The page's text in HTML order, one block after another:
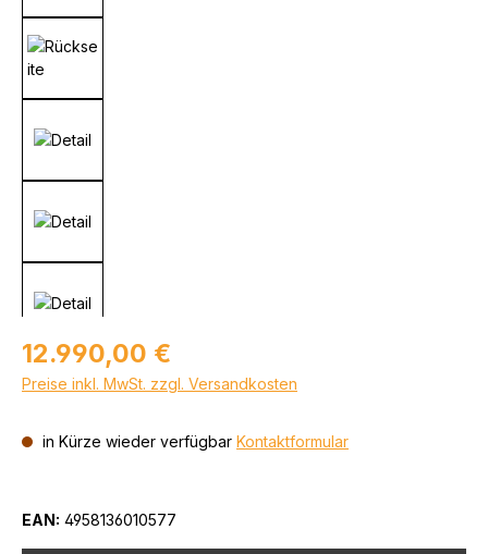
Regulärer Preis:
12.990,00 €
Preise inkl. MwSt. zzgl. Versandkosten
in Kürze wieder verfügbar Kontaktformular
EAN: 4958136010577